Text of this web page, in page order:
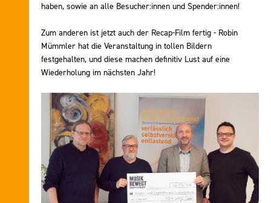
haben, sowie an alle Besucher:innen und Spender:innen!
Zum anderen ist jetzt auch der Recap-Film fertig - Robin
Mümmler hat die Veranstaltung in tollen Bildern
festgehalten, und diese machen definitiv Lust auf eine
Wiederholung im nächsten Jahr!